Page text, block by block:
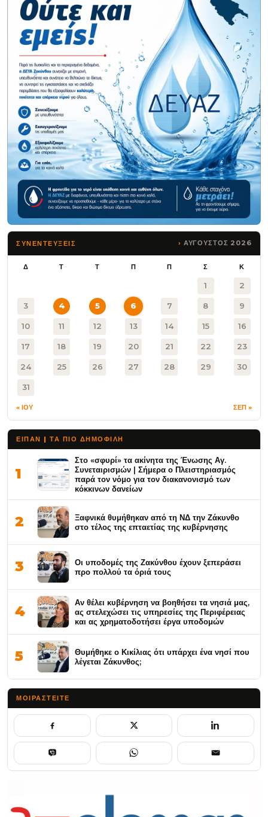
ΣΥΝΕΝΤΕΥΞΕΙΣ ΑΥΓΟΥΣΤΟΣ 2026
Δ Τ Τ Π Π Σ Κ
1 2
3 4 5 6 7 8 9
10 11 12 13 14 15 16
17 18 19 20 21 22 23
24 25 26 27 28 29 30
31
« ΙΟΥ ΣΕΠ »
ΕΙΠΑΝ | ΤΑ ΠΙΟ ΔΗΜΟΦΙΛΉ
1
Στο «σφυρί» τα ακίνητα της Ένωσης Αγ.
Συνεταιρισμών | Σήμερα ο Πλειστηριασμός
παρά τον νόμο για τον διακανονισμό των
κόκκινων δανείων
2
Ξαφνικά θυμήθηκαν από τη ΝΔ την Ζάκυνθο
στο τέλος της επταετίας της κυβέρνησης
3
Οι υποδομές της Ζακύνθου έχουν ξεπεράσει
προ πολλού τα όριά τους
4
Αν θέλει κυβέρνηση να βοηθήσει τα νησιά μας,
ας στελεχώσει τις υπηρεσίες της Περιφέρειας
και ας χρηματοδοτήσει έργα υποδομών
5
Θυμήθηκε ο Κικίλιας ότι υπάρχει ένα νησί που
λέγεται Ζάκυνθος;
ΜΟΙΡΑΣΤΕΊΤΕ